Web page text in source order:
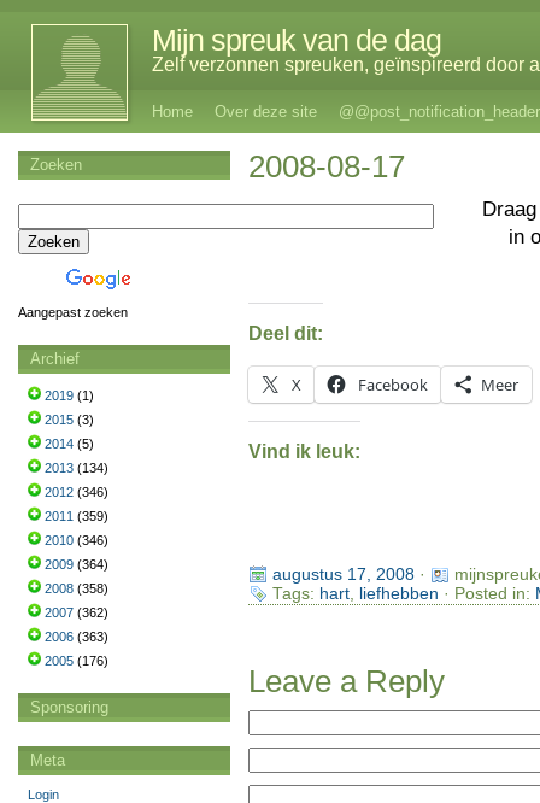
Mijn spreuk van de dag
Zelf verzonnen spreuken, geïnspireerd door
Home Over deze site @@post_notification_header
2008-08-17
in
Deel dit:
X Facebook Meer
Vind ik leuk:
augustus 17, 2008·
Tags: hart, liefhebben · Posted in:
Leave a Reply
Zoeken
Aangepast zoeken
Archief
2019 (1)
2015 (3)
2014 (5)
2013 (134)
2012 (346)
2011 (359)
2010 (346)
2009 (364)
2008 (358)
2007 (362)
2006 (363)
2005 (176)
Sponsoring
Meta
Login